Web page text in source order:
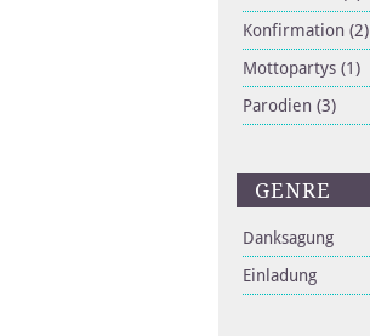
Konfirmation (2)
Mottopartys (1)
Parodien (3)
GENRE
Danksagung
Einladung